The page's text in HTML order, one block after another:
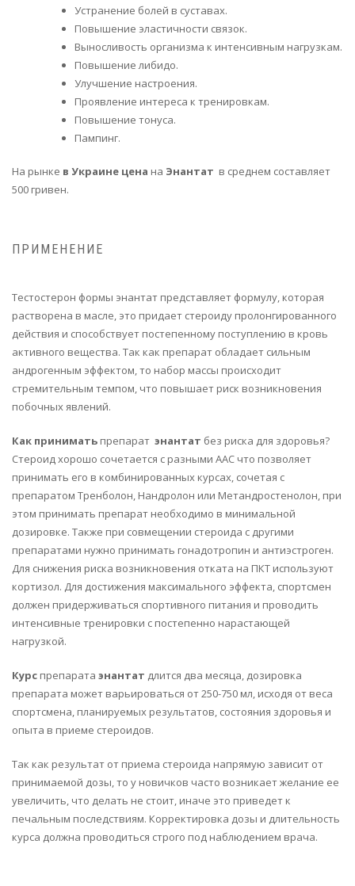
Устранение болей в суставах.
Повышение эластичности связок.
Выносливость организма к интенсивным нагрузкам.
Повышение либидо.
Улучшение настроения.
Проявление интереса к тренировкам.
Повышение тонуса.
Пампинг.
На рынке в Украине цена на Энантат в среднем составляет
500 гривен.
ПРИМЕНЕНИЕ
Тестостерон формы энантат представляет формулу, которая
растворена в масле, это придает стероиду пролонгированного
действия и способствует постепенному поступлению в кровь
активного вещества. Так как препарат обладает сильным
андрогенным эффектом, то набор массы происходит
стремительным темпом, что повышает риск возникновения
побочных явлений.
Как принимать препарат энантат без риска для здоровья?
Стероид хорошо сочетается с разными ААС что позволяет
принимать его в комбинированных курсах, сочетая с
препаратом Тренболон, Нандролон или Метандростенолон, при
этом принимать препарат необходимо в минимальной
дозировке. Также при совмещении стероида с другими
препаратами нужно принимать гонадотропин и антиэстроген.
Для снижения риска возникновения отката на ПКТ используют
кортизол. Для достижения максимального эффекта, спортсмен
должен придерживаться спортивного питания и проводить
интенсивные тренировки с постепенно нарастающей
нагрузкой.
Курс препарата энантат длится два месяца, дозировка
препарата может варьироваться от 250-750 мл, исходя от веса
спортсмена, планируемых результатов, состояния здоровья и
опыта в приеме стероидов.
Так как результат от приема стероида напрямую зависит от
принимаемой дозы, то у новичков часто возникает желание ее
увеличить, что делать не стоит, иначе это приведет к
печальным последствиям. Корректировка дозы и длительность
курса должна проводиться строго под наблюдением врача.